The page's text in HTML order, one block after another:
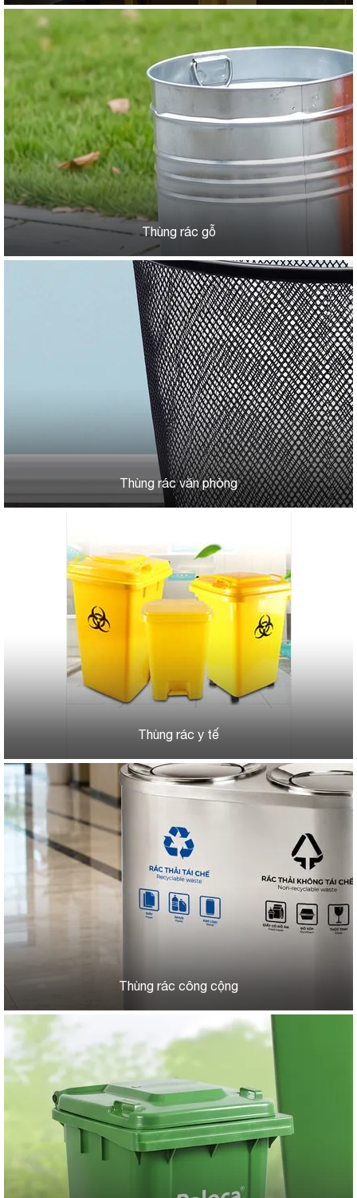
Thùng rác gỗ
Thùng rác văn phòng
Thùng rác y tế
Thùng rác công cộng